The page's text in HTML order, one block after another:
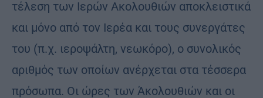
τέλεση των Ιερών Ακολουθιών αποκλειστικά
και μόνο από τον Ιερέα και τους συνεργάτες
του (π.χ. ιεροψάλτη, νεωκόρο), ο συνολικός
αριθμός των οποίων ανέρχεται στα τέσσερα
πρόσωπα. Οι ώρες των Άκολουθιών και οι